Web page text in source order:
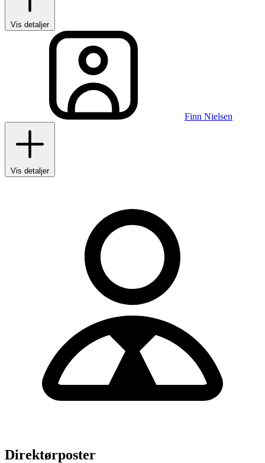
Vis detaljer
Finn Nielsen
Vis detaljer
Direktørposter